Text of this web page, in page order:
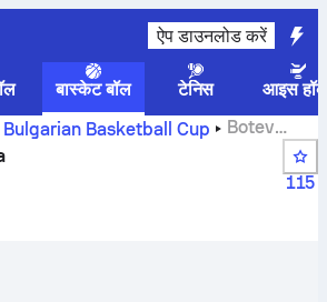
ऐप डाउनलोड करें
बास्केट बॉल टेनिस
आइस
Bulgarian Basketball Cup
Botev
शेड्यूल और खिलाड़ी
115